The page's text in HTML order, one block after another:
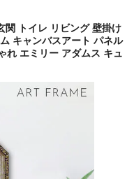
関 トイレ リビング 壁掛け
キャンバスアート パネル
れ エミリー アダムス キュ